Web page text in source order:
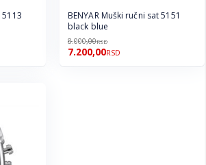
5113
BENYAR Muški ručni sat 5151
black blue
8.000,00RSD
7.200,00RSD